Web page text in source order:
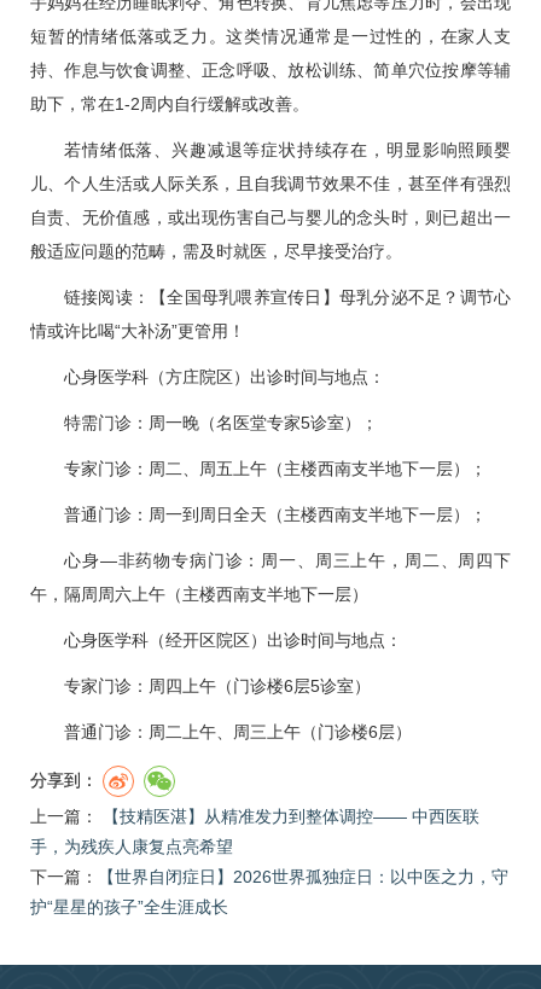
短暂的情绪低落或乏力。这类情况通常是一过性的，在家人支
持、作息与饮食调整、正念呼吸、放松训练、简单穴位按摩等辅
助下，常在1-2周内自行缓解或改善。
若情绪低落、兴趣减退等症状持续存在，明显影响照顾婴
儿、个人生活或人际关系，且自我调节效果不佳，甚至伴有强烈
自责、无价值感，或出现伤害自己与婴儿的念头时，则已超出一
般适应问题的范畴，需及时就医，尽早接受治疗。
链接阅读：【全国母乳喂养宣传日】母乳分泌不足？调节心
情或许比喝“大补汤”更管用！
心身医学科 （方庄院区）出诊时间与地点：
特需门诊：周一晚（名医堂专家5诊室）；
专家门诊：周二、周五上午（主楼西南支半地下一层）；
普通门诊：周一到周日全天（主楼西南支半地下一层）；
心身—非药物专病门诊 ：周一、周三上午，周二、周四下
午，隔周周六上午（主楼西南支半地下一层）
心身医学科 （经开区院区）出诊时间与地点：
专家门诊：周四上午（门诊楼6层5诊室）
普通门诊：周二上午、周三上午（门诊楼6层）
分享到：
上一篇：
【技精医湛】从精准发力到整体调控—— 中西医联
手，为残疾人康复点亮希望
下一篇：
​【世界自闭症日】2026世界孤独症日：以中医之力，守
护“星星的孩子”全生涯成长